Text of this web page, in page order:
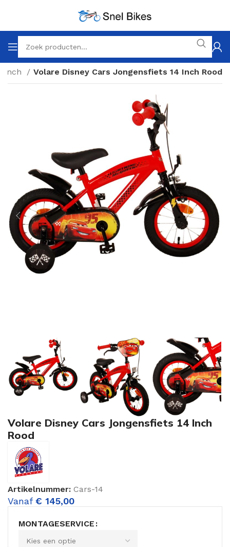
inch Volare Disney Cars Jongensfiets 14 Inch Rood
Volare Disney Cars Jongensfiets 14 Inch
Rood
Artikelnummer: Cars-14
Vanaf € 145,00
MONTAGESERVICE